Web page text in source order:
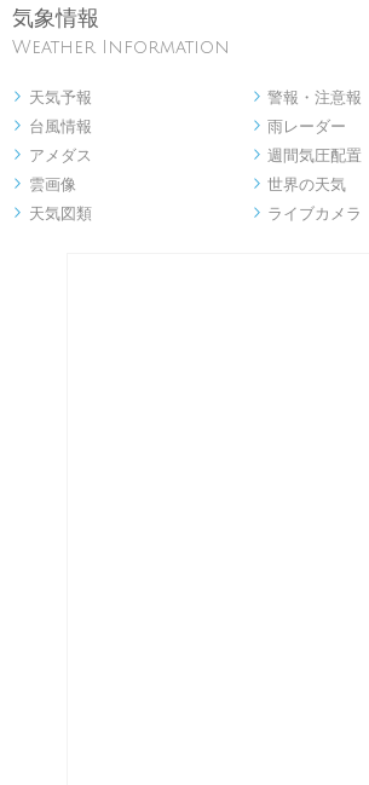
気象情報
Weather Information
 天気予報  警報・注意報
 台風情報  雨レーダー
 アメダス  週間気圧配置
 雲画像  世界の天気
 天気図類  ライブカメラ